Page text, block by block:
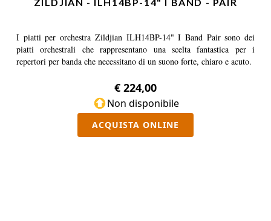
I piatti per orchestra Zildjian ILH14BP-14" I Band Pair sono dei
piatti orchestrali che rappresentano una scelta fantastica per i
repertori per banda che necessitano di un suono forte, chiaro e acuto.
€ 224,00
Non disponibile
ACQUISTA ONLINE